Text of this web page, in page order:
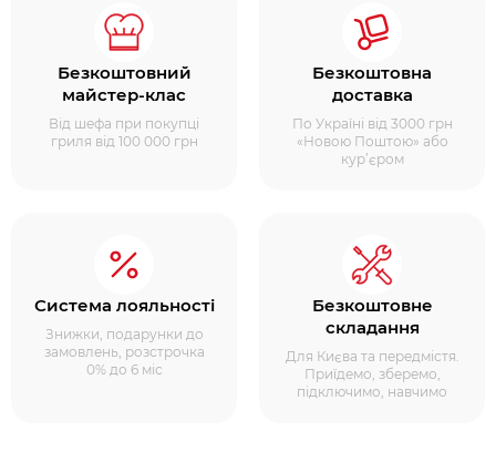
Безкоштовний
майстер-клас
Від шефа при покупці
гриля від 100 000 грн
Безкоштовна
доставка
По Україні від 3000 грн
«Новою Поштою» або
кур’єром
Система лояльності
Знижки, подарунки до
замовлень, розстрочка
0% до 6 міс
Безкоштовне
складання
Для Києва та передмістя.
Приїдемо, зберемо,
підключимо, навчимо